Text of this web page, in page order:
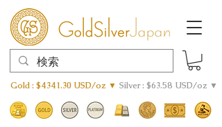
Gold : $4341.30 USD/oz ▼ Silver : $63.58 USD/oz ▼